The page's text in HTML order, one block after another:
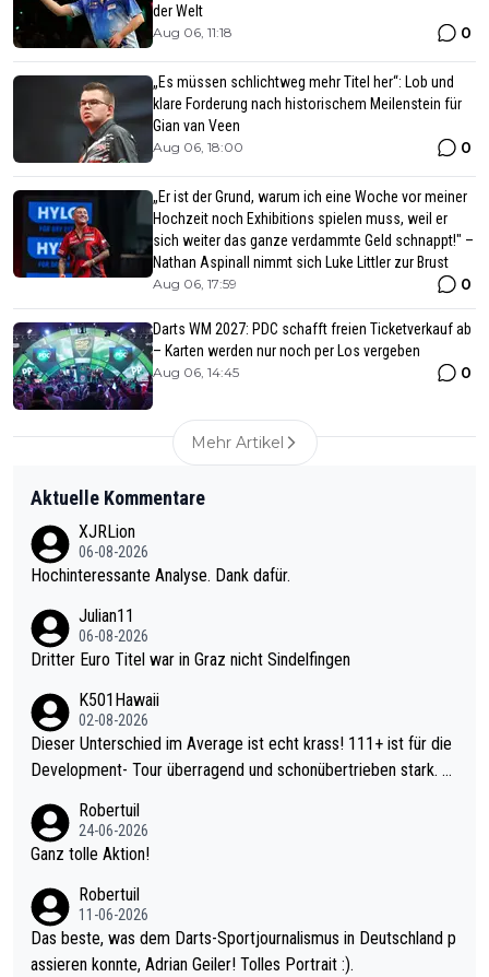
der Welt
Aug 06, 11:18 0
„Es müssen schlichtweg mehr Titel her“: Lob und
klare Forderung nach historischem Meilenstein für
Gian van Veen
Aug 06, 18:00 0
„Er ist der Grund, warum ich eine Woche vor meiner
Hochzeit noch Exhibitions spielen muss, weil er
sich weiter das ganze verdammte Geld schnappt!" –
Nathan Aspinall nimmt sich Luke Littler zur Brust
Aug 06, 17:59 0
Darts WM 2027: PDC schafft freien Ticketverkauf ab
– Karten werden nur noch per Los vergeben
Aug 06, 14:45 0
Mehr Artikel
Aktuelle Kommentare
XJRLion
06-08-2026
Hochinteressante Analyse. Dank dafür.
Julian11
06-08-2026
Dritter Euro Titel war in Graz nicht Sindelfingen
K501Hawaii
02-08-2026
Dieser Unterschied im Average ist echt krass! 111+ ist für die
Development- Tour überragend und schonübertrieben stark. U
mal 40+ erst recht. Da gewinnst keinen Blumentopf - ist ja noc
h krasser wie ein Pokalspiel eines Kreisligisten vs einem Bund
Robertuil
24-06-2026
Ganz tolle Aktion!
Robertuil
11-06-2026
Das beste, was dem Darts-Sportjournalismus in Deutschland p
assieren konnte, Adrian Geiler! Tolles Portrait :).